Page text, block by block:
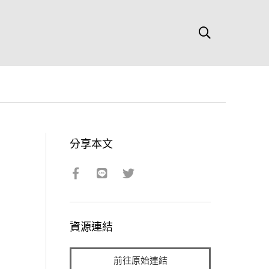
分享本文
資源連結
前往原始連結